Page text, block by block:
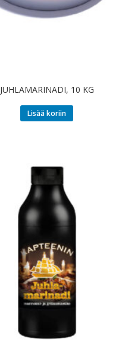
JUHLAMARINADI, 10 KG
Lisää koriin